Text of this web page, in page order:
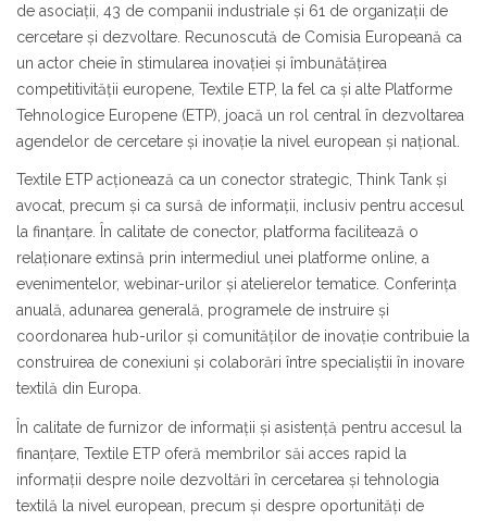
de asociații, 43 de companii industriale și 61 de organizații de
cercetare și dezvoltare. Recunoscută de Comisia Europeană ca
un actor cheie în stimularea inovației și îmbunătățirea
competitivității europene, Textile ETP, la fel ca și alte Platforme
Tehnologice Europene (ETP), joacă un rol central în dezvoltarea
agendelor de cercetare și inovație la nivel european și național.
Textile ETP acționează ca un conector strategic, Think Tank și
avocat, precum și ca sursă de informații, inclusiv pentru accesul
la finanțare. În calitate de conector, platforma facilitează o
relaționare extinsă prin intermediul unei platforme online, a
evenimentelor, webinar-urilor și atelierelor tematice. Conferința
anuală, adunarea generală, programele de instruire și
coordonarea hub-urilor și comunităților de inovație contribuie la
construirea de conexiuni și colaborări între specialiștii în inovare
textilă din Europa.
În calitate de furnizor de informații și asistență pentru accesul la
finanțare, Textile ETP oferă membrilor săi acces rapid la
informații despre noile dezvoltări în cercetarea și tehnologia
textilă la nivel european, precum și despre oportunități de